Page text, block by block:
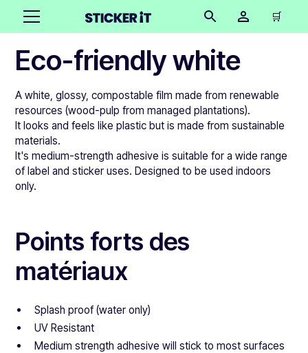
🛒
Eco-friendly white
A white, glossy, compostable film made from renewable
resources (wood-pulp from managed plantations).
It looks and feels like plastic but is made from sustainable
materials.
It's medium-strength adhesive is suitable for a wide range
of label and sticker uses. Designed to be used indoors
only.
Points forts des
matériaux
Splash proof (water only)
UV Resistant
Medium strength adhesive will stick to most surfaces